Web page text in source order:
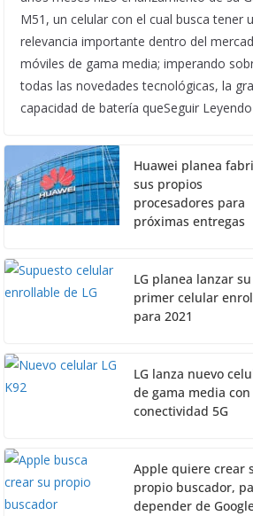
M51, un celular con el cual busca tener
relevancia importante dentro del
móviles de gama media; imperando
todas las novedades tecnológicas, la
capacidad de batería queSeguir Leyendo
Huawei planea
sus propios
procesadores para
próximas entregas
LG planea lanzar su
primer celular
para 2021
LG lanza nuevo
de gama media con
conectividad 5G
Apple quiere crear
propio buscador,
depender de